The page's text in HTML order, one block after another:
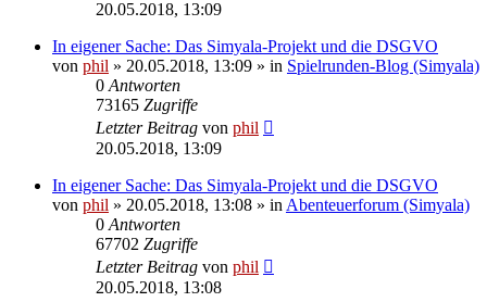
20.05.2018, 13:09
In eigener Sache: Das Simyala-Projekt und die DSGVO
von phil » 20.05.2018, 13:09 » in Spielrunden-Blog (Simyala)
0 Antworten
73165 Zugriffe
Letzter Beitrag von phil
20.05.2018, 13:09
In eigener Sache: Das Simyala-Projekt und die DSGVO
von phil » 20.05.2018, 13:08 » in Abenteuerforum (Simyala)
0 Antworten
67702 Zugriffe
Letzter Beitrag von phil
20.05.2018, 13:08